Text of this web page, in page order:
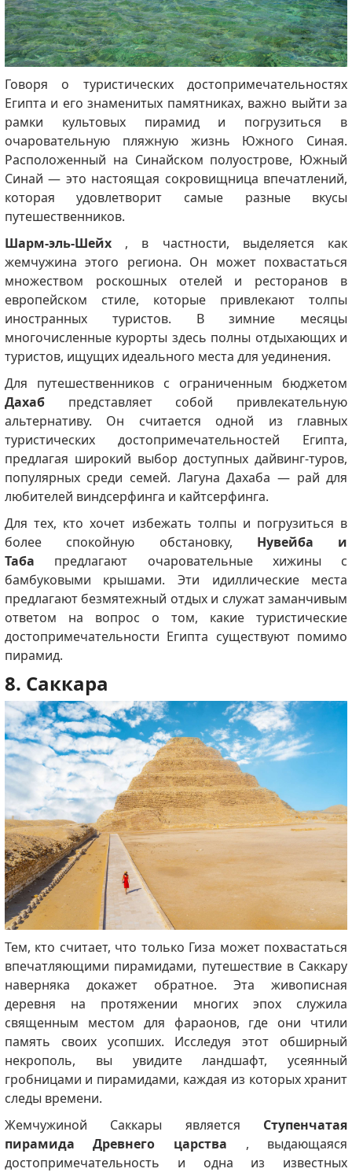
Говоря о туристических достопримечательностях
Египта и его знаменитых памятниках, важно выйти за
рамки культовых пирамид и погрузиться в
очаровательную пляжную жизнь Южного Синая.
Расположенный на Синайском полуострове, Южный
Синай — это настоящая сокровищница впечатлений,
которая удовлетворит самые разные вкусы
путешественников.
Шарм-эль-Шейх, в частности, выделяется как
жемчужина этого региона. Он может похвастаться
множеством роскошных отелей и ресторанов в
европейском стиле, которые привлекают толпы
иностранных туристов. В зимние месяцы
многочисленные курорты здесь полны отдыхающих и
туристов, ищущих идеального места для уединения.
Для путешественников с ограниченным бюджетом
Дахабпредставляет собой привлекательную
альтернативу. Он считается одной из главных
туристических достопримечательностей Египта,
предлагая широкий выбор доступных дайвинг-туров,
популярных среди семей. Лагуна Дахаба — рай для
любителей виндсерфинга и кайтсерфинга.
Для тех, кто хочет избежать толпы и погрузиться в
более спокойную обстановку, Нувейба и
Таба предлагают очаровательные хижины с
бамбуковыми крышами. Эти идиллические места
предлагают безмятежный отдых и служат заманчивым
ответом на вопрос о том, какие туристические
достопримечательности Египта существуют помимо
пирамид.
8. Саккара
Тем, кто считает, что только Гиза может похвастаться
впечатляющими пирамидами, путешествие в Саккару
наверняка докажет обратное. Эта живописная
деревня на протяжении многих эпох служила
священным местом для фараонов, где они чтили
память своих усопших. Исследуя этот обширный
некрополь, вы увидите ландшафт, усеянный
гробницами и пирамидами, каждая из которых хранит
следы времени.
Жемчужиной Саккары является Ступенчатая
пирамида Древнего царства , выдающаяся
достопримечательность и одна из известных